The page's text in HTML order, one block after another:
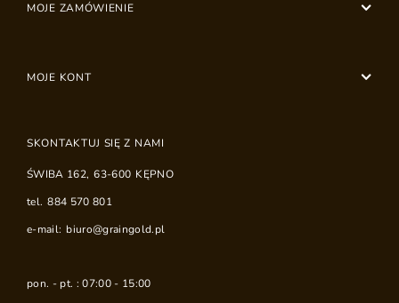
MOJE ZAMÓWIENIE
MOJE KONT
SKONTAKTUJ SIĘ Z NAMI
ŚWIBA 162, 63-600 KĘPNO
tel. 884 570 801
e-mail: biuro@graingold.pl
pon. - pt. : 07:00 - 15:00